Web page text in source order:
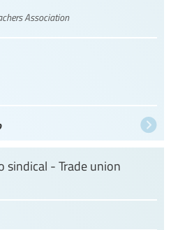
Association
sindical - Trade union